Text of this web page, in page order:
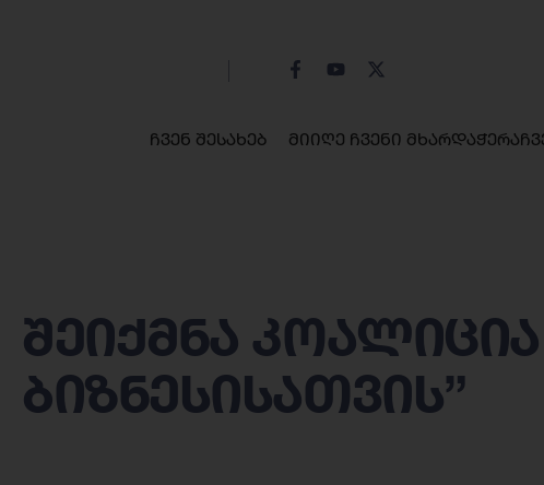
ჩვენ შესახებ მიიღე ჩვენი მხარდაჭერა
შეიქმნა
ბიზნესისათვის”